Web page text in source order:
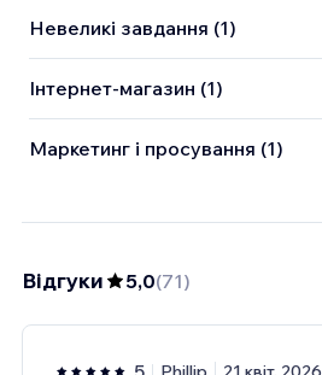
Невеликі завдання (1)
Інтернет-магазин (1)
Маркетинг і просування (1)
Відгуки 5,0(71)